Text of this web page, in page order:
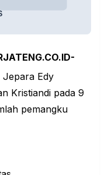
Jepara Edy
Kristiandi pada 9
pemangku